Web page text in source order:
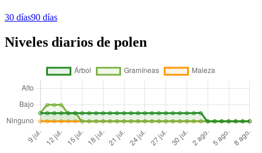
30 días90 días
Niveles diarios de polen